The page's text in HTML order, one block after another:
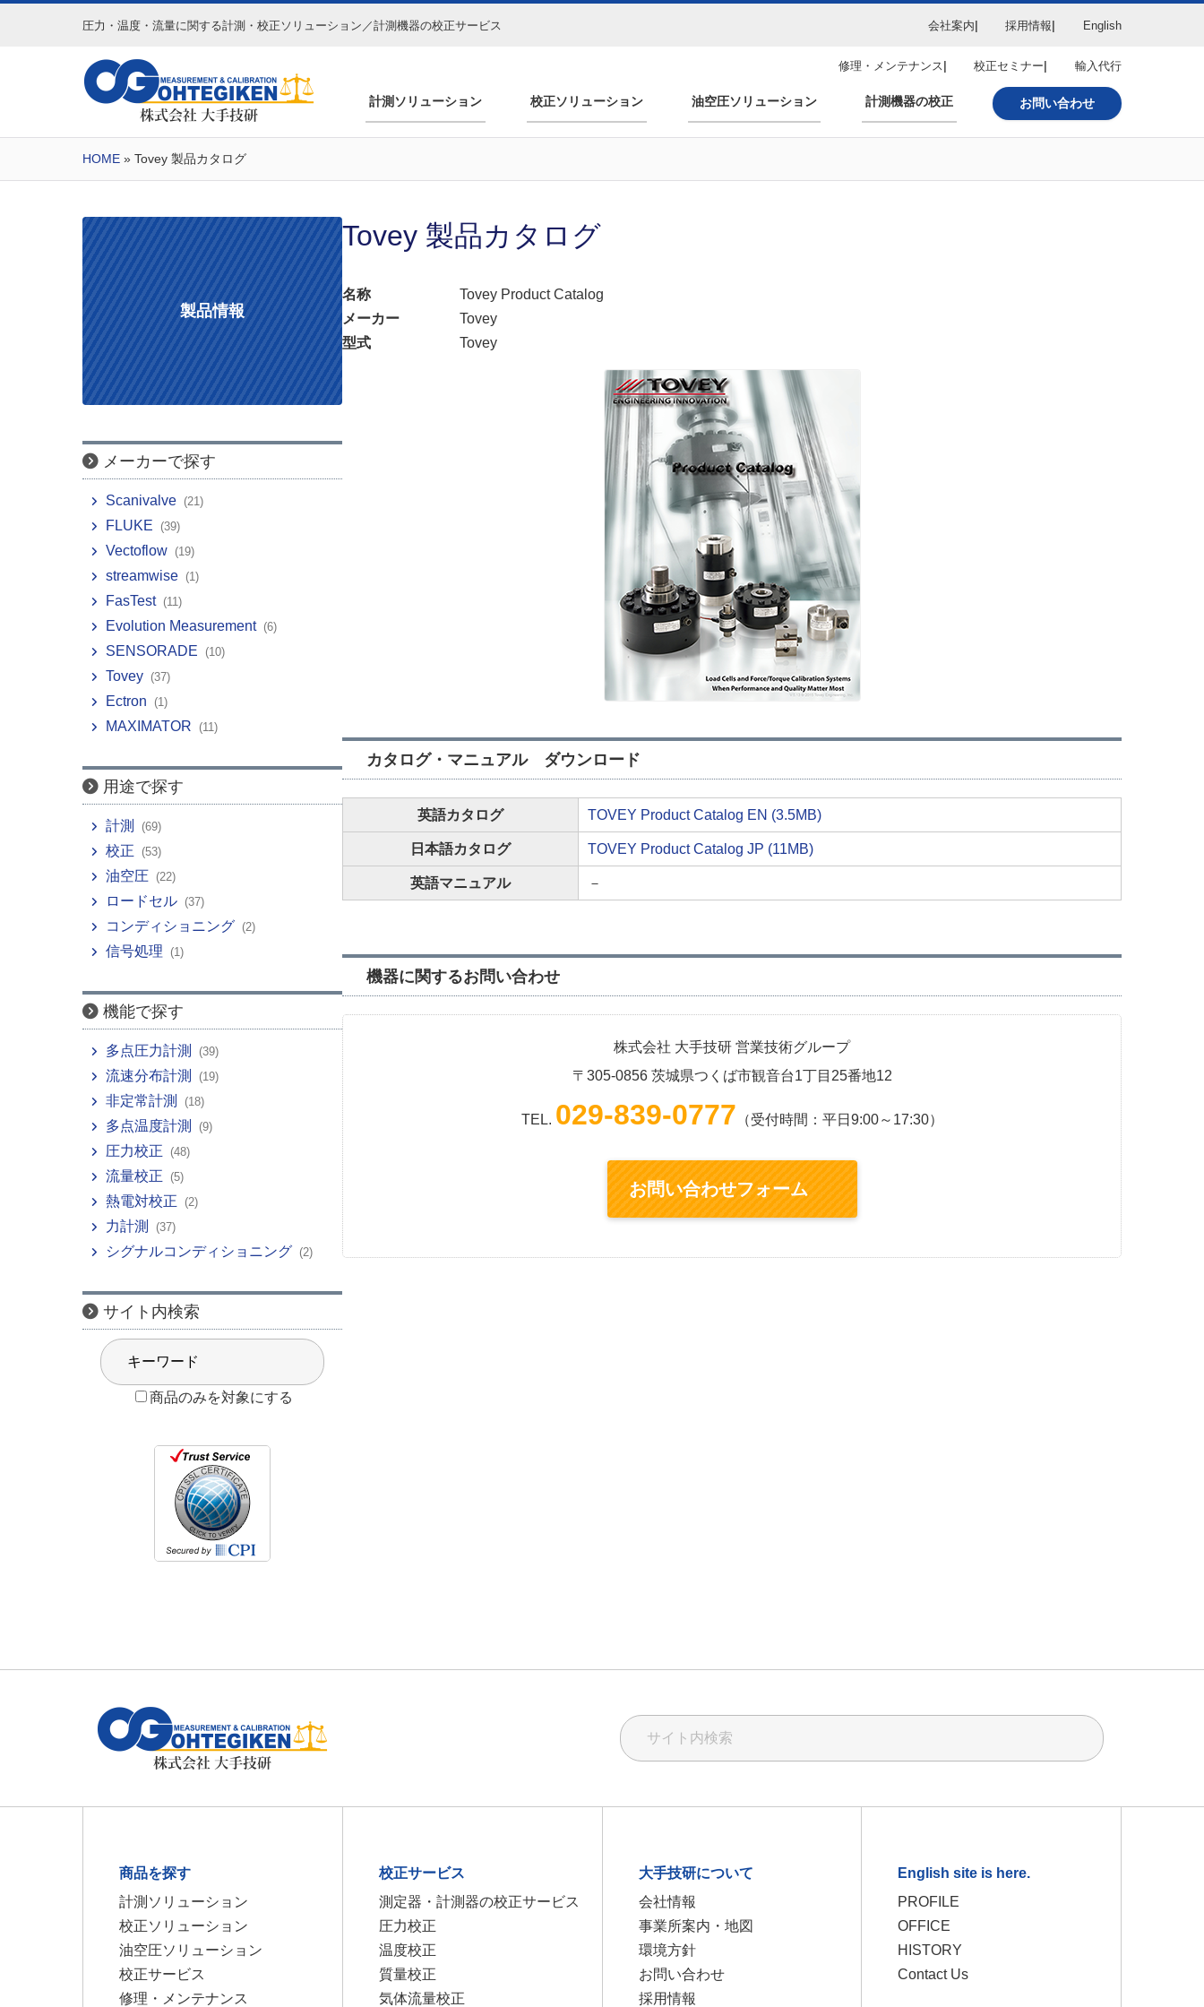
圧力・温度・流量に関する計測・校正ソリューション／計測機器の校正サービス 会社案内 採用情報 English
修理・メンテナンス 校正セミナー 輸入代行
計測ソリューション 校正ソリューション 油空圧ソリューション 計測機器の校正 お問い合わせ
HOME » Tovey 製品カタログ
製品情報
メーカーで探す
Scanivalve (21)
FLUKE (39)
Vectoflow (19)
streamwise (1)
FasTest (11)
Evolution Measurement (6)
SENSORADE (10)
Tovey (37)
Ectron (1)
MAXIMATOR (11)
用途で探す
計測 (69)
校正 (53)
油空圧 (22)
ロードセル (37)
コンディショニング (2)
信号処理 (1)
機能で探す
多点圧力計測 (39)
流速分布計測 (19)
非定常計測 (18)
多点温度計測 (9)
圧力校正 (48)
流量校正 (5)
熱電対校正 (2)
力計測 (37)
シグナルコンディショニング (2)
サイト内検索
商品のみを対象にする
Tovey 製品カタログ
名称
Tovey Product Catalog
メーカー
Tovey
型式
Tovey
カタログ・マニュアル ダウンロード
英語カタログ TOVEY Product Catalog EN (3.5MB)
日本語カタログ TOVEY Product Catalog JP (11MB)
英語マニュアル －
機器に関するお問い合わせ
株式会社 大手技研 営業技術グループ
〒305-0856 茨城県つくば市観音台1丁目25番地12
TEL. 029-839-0777 （受付時間：平日9:00～17:30）
お問い合わせフォーム
商品を探す
計測ソリューション
校正ソリューション
油空圧ソリューション
校正サービス
修理・メンテナンス
校正サービス
測定器・計測器の校正サービス
圧力校正
温度校正
質量校正
気体流量校正
大手技研について
会社情報
事業所案内・地図
環境方針
お問い合わせ
採用情報
English site is here.
PROFILE
OFFICE
HISTORY
Contact Us